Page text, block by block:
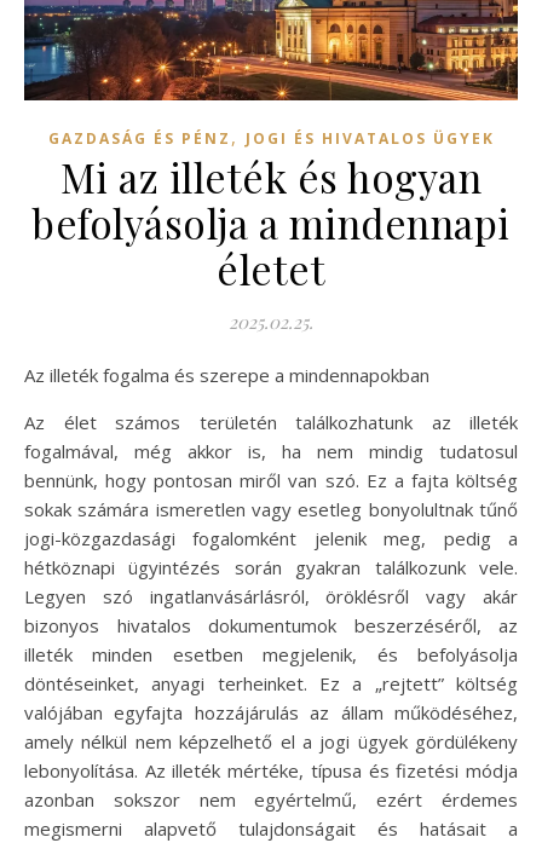
GAZDASÁG ÉS PÉNZ , JOGI ÉS HIVATALOS ÜGYEK
Mi az illeték és hogyan
befolyásolja a mindennapi
életet
2025.02.25.
Az illeték fogalma és szerepe a mindennapokban
Az élet számos területén találkozhatunk az illeték
fogalmával, még akkor is, ha nem mindig tudatosul
bennünk, hogy pontosan miről van szó. Ez a fajta költség
sokak számára ismeretlen vagy esetleg bonyolultnak tűnő
jogi-közgazdasági fogalomként jelenik meg, pedig a
hétköznapi ügyintézés során gyakran találkozunk vele.
Legyen szó ingatlanvásárlásról, öröklésről vagy akár
bizonyos hivatalos dokumentumok beszerzéséről, az
illeték minden esetben megjelenik, és befolyásolja
döntéseinket, anyagi terheinket. Ez a „rejtett” költség
valójában egyfajta hozzájárulás az állam működéséhez,
amely nélkül nem képzelhető el a jogi ügyek gördülékeny
lebonyolítása. Az illeték mértéke, típusa és fizetési módja
azonban sokszor nem egyértelmű, ezért érdemes
megismerni alapvető tulajdonságait és hatásait a